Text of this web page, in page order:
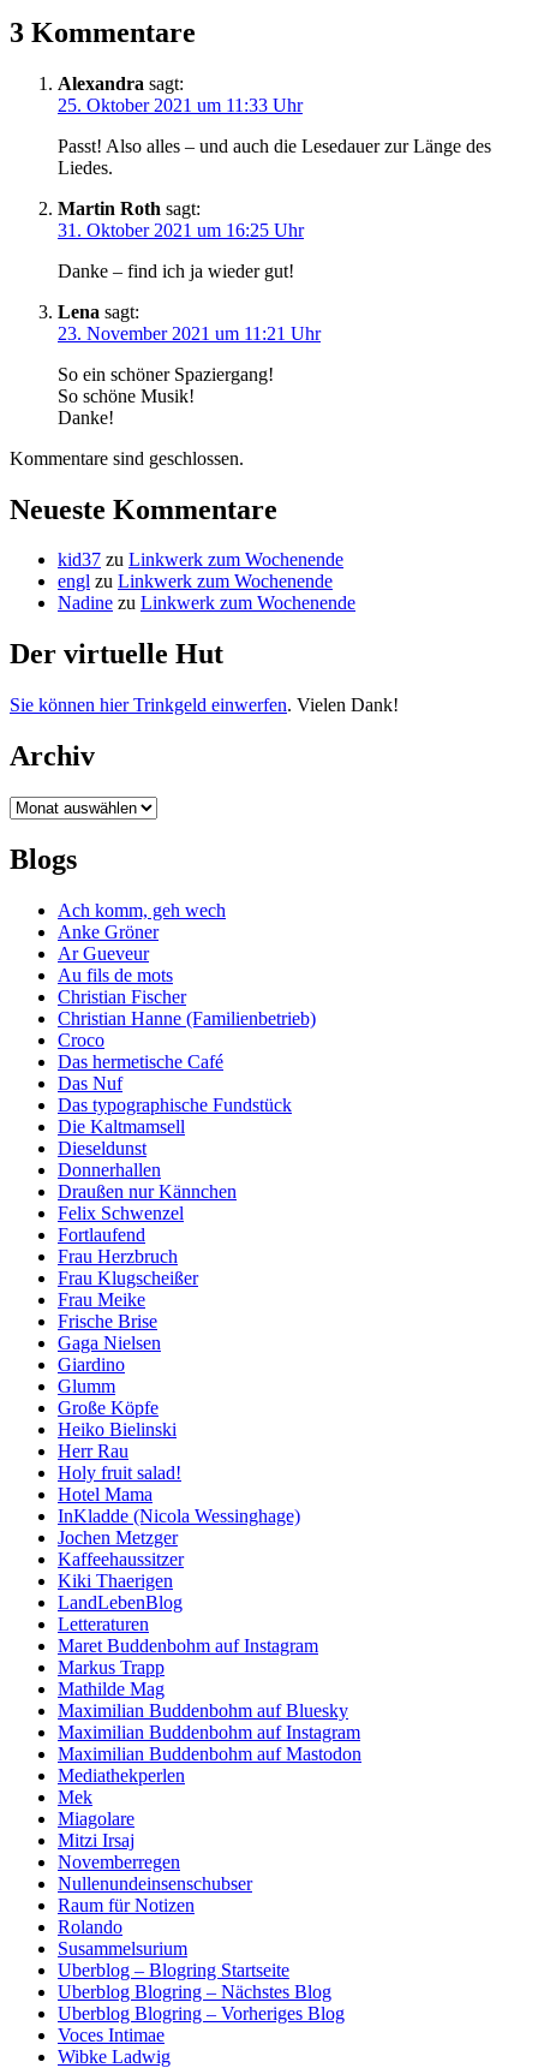
3 Kommentare
Alexandra sagt:
25. Oktober 2021 um 11:33 Uhr
Passt! Also alles – und auch die Lesedauer zur Länge des
Liedes.
Martin Roth sagt:
31. Oktober 2021 um 16:25 Uhr
Danke – find ich ja wieder gut!
Lena sagt:
23. November 2021 um 11:21 Uhr
So ein schöner Spaziergang!
So schöne Musik!
Danke!
Kommentare sind geschlossen.
Neueste Kommentare
kid37 zu Linkwerk zum Wochenende
engl zu Linkwerk zum Wochenende
Nadine zu Linkwerk zum Wochenende
Der virtuelle Hut
Sie können hier Trinkgeld einwerfen. Vielen Dank!
Archiv
Archiv
Blogs
Ach komm, geh wech
Anke Gröner
Ar Gueveur
Au fils de mots
Christian Fischer
Christian Hanne (Familienbetrieb)
Croco
Das hermetische Café
Das Nuf
Das typographische Fundstück
Die Kaltmamsell
Dieseldunst
Donnerhallen
Draußen nur Kännchen
Felix Schwenzel
Fortlaufend
Frau Herzbruch
Frau Klugscheißer
Frau Meike
Frische Brise
Gaga Nielsen
Giardino
Glumm
Große Köpfe
Heiko Bielinski
Herr Rau
Holy fruit salad!
Hotel Mama
InKladde (Nicola Wessinghage)
Jochen Metzger
Kaffeehaussitzer
Kiki Thaerigen
LandLebenBlog
Letteraturen
Maret Buddenbohm auf Instagram
Markus Trapp
Mathilde Mag
Maximilian Buddenbohm auf Bluesky
Maximilian Buddenbohm auf Instagram
Maximilian Buddenbohm auf Mastodon
Mediathekperlen
Mek
Miagolare
Mitzi Irsaj
Novemberregen
Nullenundeinsenschubser
Raum für Notizen
Rolando
Susammelsurium
Uberblog – Blogring Startseite
Uberblog Blogring – Nächstes Blog
Uberblog Blogring – Vorheriges Blog
Voces Intimae
Wibke Ladwig